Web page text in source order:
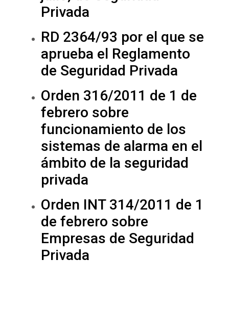
Privada
RD 2364/93 por el que se
aprueba el Reglamento
de Seguridad Privada
Orden 316/2011 de 1 de
febrero sobre
funcionamiento de los
sistemas de alarma en el
ámbito de la seguridad
privada
Orden INT 314/2011 de 1
de febrero sobre
Empresas de Seguridad
Privada